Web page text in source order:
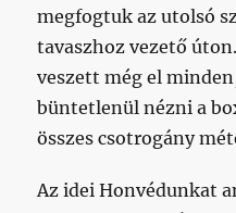
megfogtuk az utolsó
tavaszhoz vezető
veszett még el
büntetlenül nézni a
összes csotrogány
Az idei Honvédunkat